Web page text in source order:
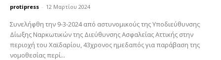
protipress - 12 Μαρτίου 2024
Συνελήφθη την 9-3-2024 από αστυνομικούς της Υποδιεύθυνσης
Δίωξης Ναρκωτικών της Διεύθυνσης Ασφαλείας Αττικής στην
περιοχή του Χαϊδαρίου, 43χρονος ημεδαπός για παράβαση της
νομοθεσίας περί...